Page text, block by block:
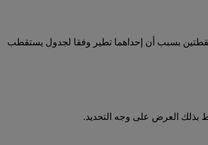
بسبب أن إحداهما تطير وفقا لجدول يستقطب
بذلك العرض على وجه التحديد.